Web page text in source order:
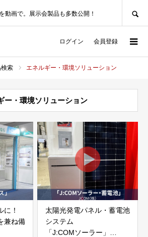
動画で。展示会製品も多数公開！
ログイン 会員登録
索 エネルギー・環境ソリューション
ー・環境ソリューション
に！
兼ね備
太陽光発電パネル・蓄電池
システム
「J:COMソーラー」